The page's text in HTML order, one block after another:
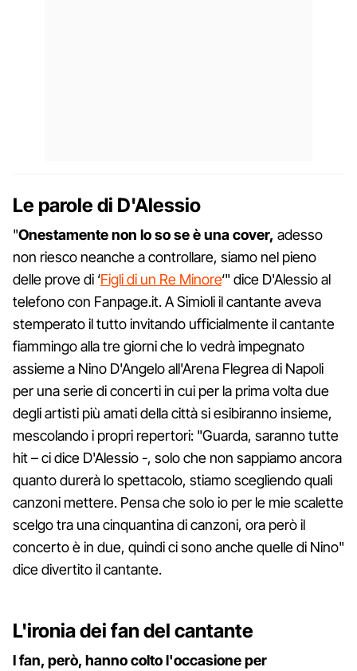
Le parole di D'Alessio
"Onestamente non lo so se è una cover, adesso
non riesco neanche a controllare, siamo nel pieno
delle prove di ‘Figli di un Re Minore‘" dice D'Alessio al
telefono con Fanpage.it. A Simioli il cantante aveva
stemperato il tutto invitando ufficialmente il cantante
fiammingo alla tre giorni che lo vedrà impegnato
assieme a Nino D'Angelo all'Arena Flegrea di Napoli
per una serie di concerti in cui per la prima volta due
degli artisti più amati della città si esibiranno insieme,
mescolando i propri repertori: "Guarda, saranno tutte
hit – ci dice D'Alessio -, solo che non sappiamo ancora
quanto durerà lo spettacolo, stiamo scegliendo quali
canzoni mettere. Pensa che solo io per le mie scalette
scelgo tra una cinquantina di canzoni, ora però il
concerto è in due, quindi ci sono anche quelle di Nino"
dice divertito il cantante.
L'ironia dei fan del cantante
I fan, però, hanno colto l'occasione per